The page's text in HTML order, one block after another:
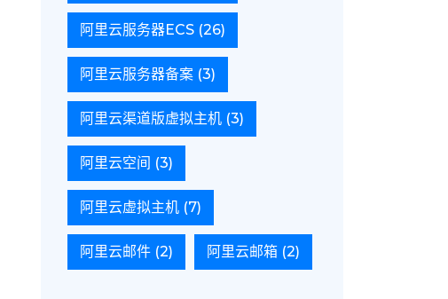
阿里云服务器ECS(26)
阿里云服务器备案(3)
阿里云渠道版虚拟主机(3)
阿里云空间 (3)
阿里云虚拟主机(7)
阿里云邮件(2) 阿里云邮箱(2)